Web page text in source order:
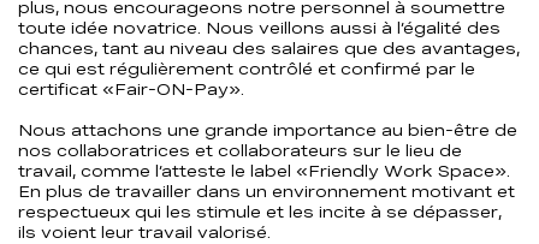
plus, nous encourageons notre personnel à soumettre
toute idée novatrice. Nous veillons aussi à l’égalité des
chances, tant au niveau des salaires que des avantages,
ce qui est régulièrement contrôlé et confirmé par le
certificat «Fair-ON-Pay».
Nous attachons une grande importance au bien-être de
nos collaboratrices et collaborateurs sur le lieu de
travail, comme l’atteste le label «Friendly Work Space».
En plus de travailler dans un environnement motivant et
respectueux qui les stimule et les incite à se dépasser,
ils voient leur travail valorisé.